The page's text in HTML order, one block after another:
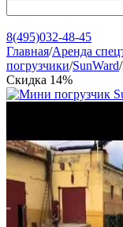
8(495)032-48-45
Главная/Аренда
погрузчики/SunWard/
Скидка 14%